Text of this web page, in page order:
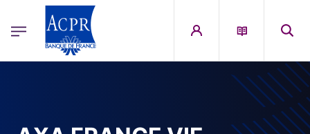
ACPR Menu Principal (French)